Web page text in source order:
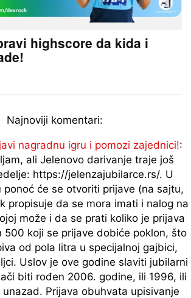
highscore da kida i
Najnoviji komentari:
nagradnu igru i pomozi zajednici!:
ali Jelenovo darivanje traje još
https://jelenzajubilarce.rs/. U
ponoć će se otvoriti prijave (na sajtu,
propisuje da se mora imati i nalog na
može i da se prati koliko je prijava
500 koji se prijave dobiće poklon, što
od pola litra u specijalnoj gajbici,
Uslov je ove godine slaviti jubilarni
biti rođen 2006. godine, ili 1996, ili
unazad. Prijava obuhvata upisivanje